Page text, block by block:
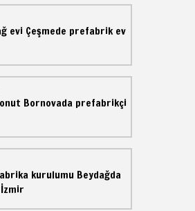
evi Çeşmede prefabrik ev
Bornovada prefabrikçi
kurulumu Beydağda